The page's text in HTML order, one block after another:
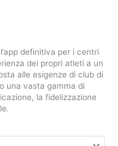
definitiva per i centri
dei propri atleti a un
alle esigenze di club di
una vasta gamma di
la fidelizzazione